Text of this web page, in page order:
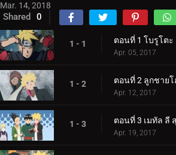
Mar. 14, 2018
Shared 0
1 - 1 ตอนที่ 1 โบรูโตะ
Apr. 05, 2017
1 - 2 ตอนที่ 2 ลูกชายโ
Apr. 12, 2017
1 - 3 ตอนที่ 3 เมทัล ลี
Apr. 19, 2017